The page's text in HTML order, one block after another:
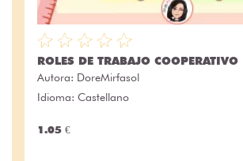
ROLES DE TRABAJO COOPERATIVO
Autora: DoreMirfasol
Idioma: Castellano
1.05 €